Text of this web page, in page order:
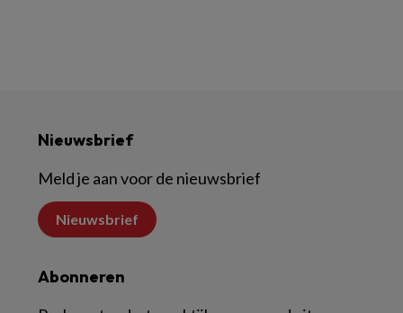
Nieuwsbrief
Meld je aan voor de nieuwsbrief
Nieuwsbrief
Abonneren